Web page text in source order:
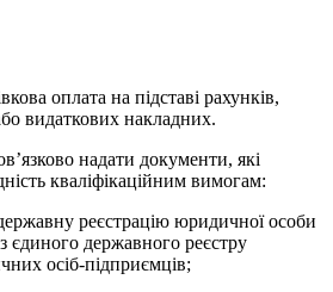
оплата на підставі рахунків,
видаткових накладних.
надати документи, які
кваліфікаційним вимогам:
реєстрацію юридичної особи
державного реєстру
осіб-підприємців;